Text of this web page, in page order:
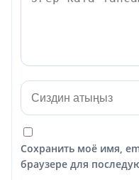
Сохранить моё имя,
браузере для